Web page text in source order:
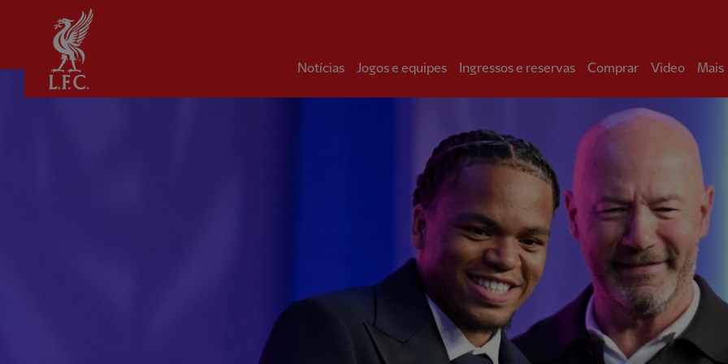
Notícias Jogos e equipes Ingressos e reservas Comprar Video Mais